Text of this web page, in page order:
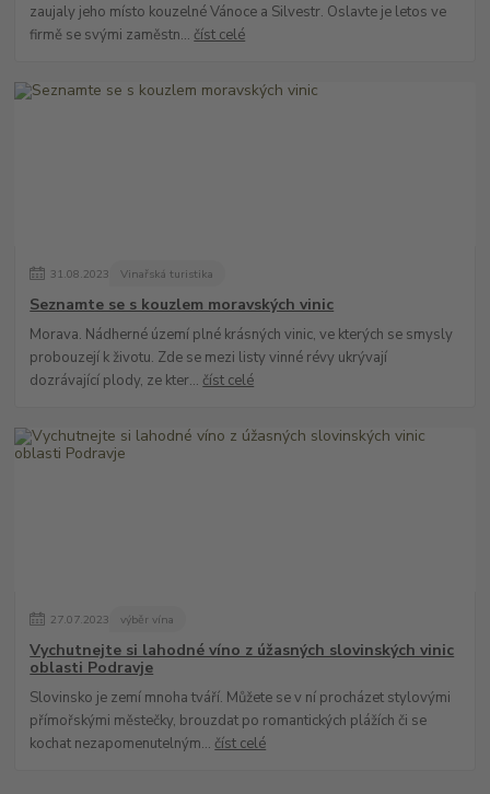
zaujaly jeho místo kouzelné Vánoce a Silvestr. Oslavte je letos ve
firmě se svými zaměstn... číst celé
31.08.2023 Vinařská turistika
Seznamte se s kouzlem moravských vinic
Morava. Nádherné území plné krásných vinic, ve kterých se smysly
probouzejí k životu. Zde se mezi listy vinné révy ukrývají
dozrávající plody, ze kter... číst celé
27.07.2023 výběr vína
Vychutnejte si lahodné víno z úžasných slovinských vinic
oblasti Podravje
Slovinsko je zemí mnoha tváří. Můžete se v ní procházet stylovými
přímořskými městečky, brouzdat po romantických plážích či se
kochat nezapomenutelným... číst celé